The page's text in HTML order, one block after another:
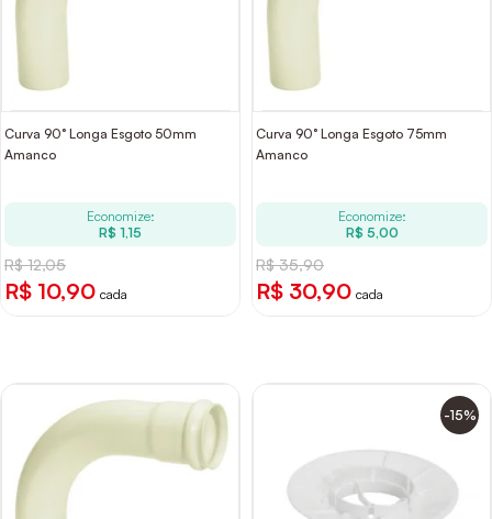
Curva 90° Longa Esgoto 50mm
Amanco
Economize:
R$ 1,15
R$ 12,05
R$ 10,90 cada
Curva 90° Longa Esgoto 75mm
Amanco
Economize:
R$ 5,00
R$ 35,90
R$ 30,90 cada
-15%